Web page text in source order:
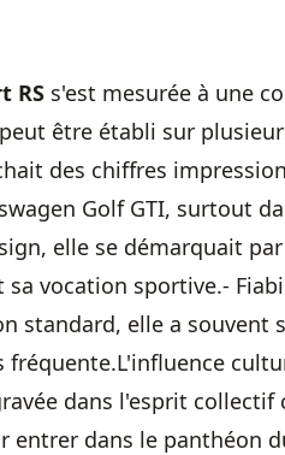
RS s'est mesurée à une
être établi sur
des chiffres
Golf GTI, surtout
elle se démarquait
vocation sportive.-
standard, elle a souvent
dans l'esprit collectif
dans le panthéon